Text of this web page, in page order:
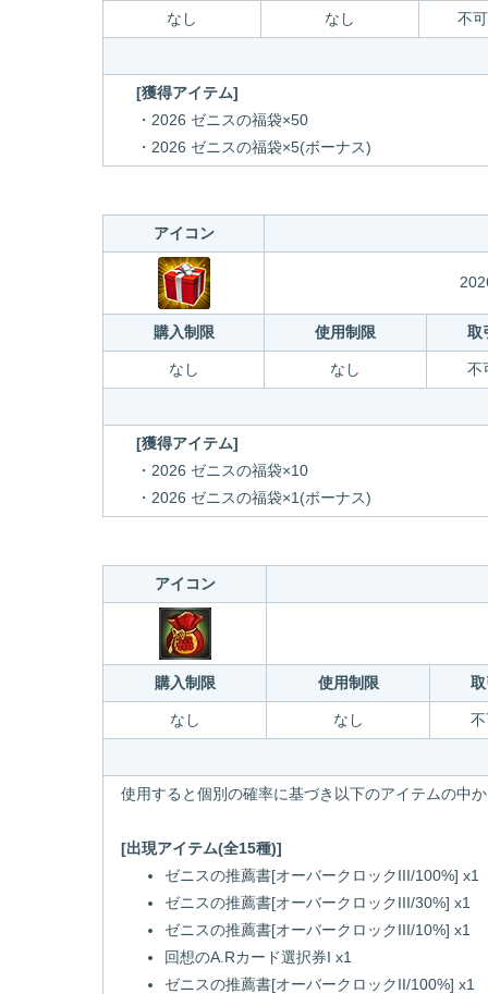
なし なし 不可
[獲得アイテム]
・2026 ゼニスの福袋×50
・2026 ゼニスの福袋×5(ボーナス)
アイコン
購入制限 使用制限 取
なし なし 不
[獲得アイテム]
・2026 ゼニスの福袋×10
・2026 ゼニスの福袋×1(ボーナス)
アイコン
購入制限 使用制限
なし なし
使用すると個別の確率に基づき以下のアイテムの中
[出現アイテム(全15種)]
ゼニスの推薦書[オーバークロックIII/100%] x1
ゼニスの推薦書[オーバークロックIII/30%] x1
ゼニスの推薦書[オーバークロックIII/10%] x1
回想のA.Rカード選択券I x1
ゼニスの推薦書[オーバークロックII/100%] x1